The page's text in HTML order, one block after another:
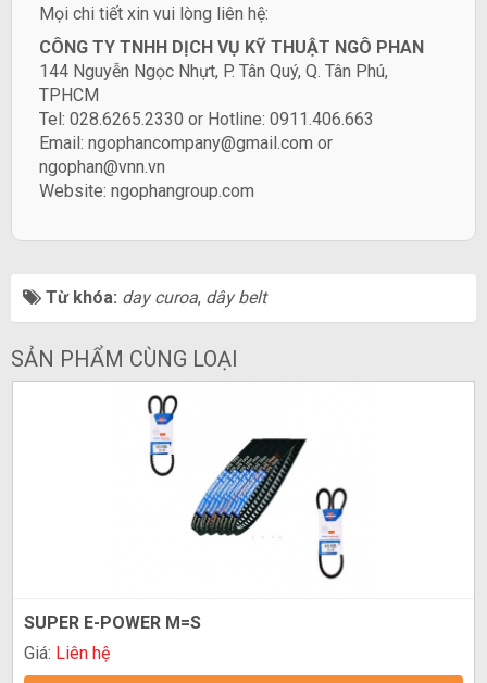
​Mọi chi tiết xin vui lòng liên hệ:
CÔNG TY TNHH DỊCH VỤ KỸ THUẬT NGÔ PHAN
144 Nguyễn Ngọc Nhựt, P. Tân Quý, Q. Tân Phú,
TPHCM
Tel: 028.6265.2330 or Hotline: 0911.406.663
Email: ngophancompany@gmail.com or
ngophan@vnn.vn
Website: ngophangroup.com
Từ khóa: day curoa, dây belt
SẢN PHẨM CÙNG LOẠI
SUPER E-POWER M=S
Giá: Liên hệ